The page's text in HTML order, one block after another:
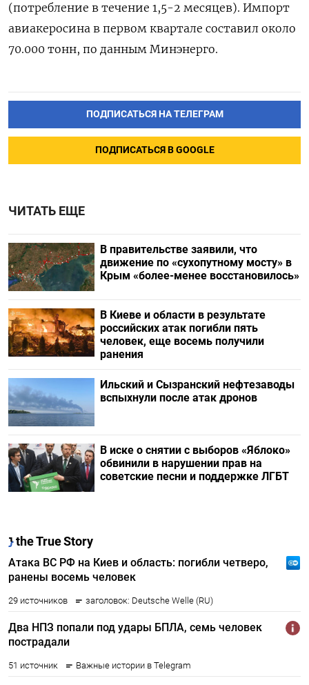
(потребление в течение 1,5-2 месяцев). Импорт
авиакеросина в первом квартале составил около
70.000 тонн, по данным Минэнерго.
ПОДПИСАТЬСЯ НА ТЕЛЕГРАМ
ПОДПИСАТЬСЯ В GOOGLE
ЧИТАТЬ ЕЩЕ
В правительстве заявили, что
движение по «сухопутному мосту» в
Крым «более-менее восстановилось»
В Киеве и области в результате
российских атак погибли пять
человек, еще восемь получили
ранения
Ильский и Сызранский нефтезаводы
вспыхнули после атак дронов
В иске о снятии с выборов «Яблоко»
обвинили в нарушении прав на
советские песни и поддержке ЛГБТ